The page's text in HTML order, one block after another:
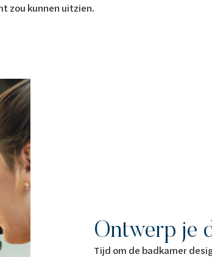
zou kunnen uitzien.
Ontwerp je
Tijd om de badkamer